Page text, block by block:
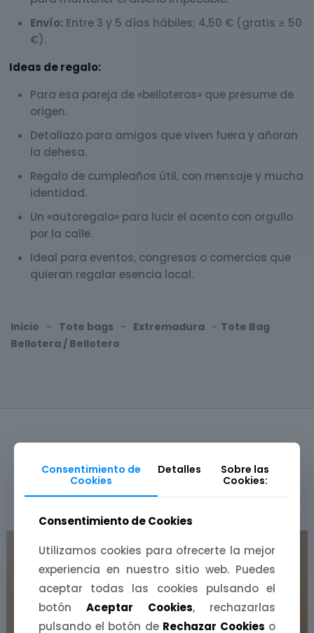
Inicio - Tote bags - Extremadura - Tote Bag
Bellotera / Bellotero
Envío: Entre 3 y 5 días hábiles; 4,50 € (gratis ≥ 50
€).
Ideas de regalo:
Para esa pareja de «belloteros» que presume de
origen.
Detallazo para amigos que viven fuera y añoran
la dehesa.
Regalo de cumpleaños útil, con mensaje y mucha
identidad.
Un «autoregalo» para lucir el acento con orgullo
por la calle.
Ideal para eventos, congresos o comercios que
quieran regalar esencia local.
PRODUCTOS RELACIONADOS
Consentimiento de
Cookies
Detalles
Sobre las
Cookies:
Consentimiento de Cookies
Utilizamos cookies para ofrecerte la mejor
experiencia en nuestro sitio web. Puedes
aceptar todas las cookies pulsando el
botónAceptar Cookies, rechazarlas
pulsando el botón de Rechazar Cookies o